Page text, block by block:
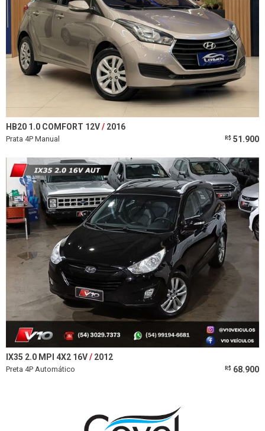
HB20 1.0 COMFORT 12V 2016
Prata 4P Manual R$ 51.900
IX35 2.0 MPI 4X2 16V 2012
Preta 4P Automático R$ 68.900